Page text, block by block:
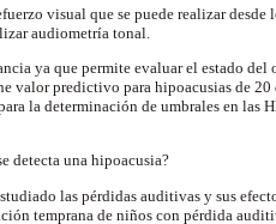
visual que se puede realizar desde
audiometría tonal.
ya que permite evaluar el estado
valor predictivo para hipoacusias de
la determinación de umbrales en las
detecta una hipoacusia?
las pérdidas auditivas y sus
temprana de niños con pérdida